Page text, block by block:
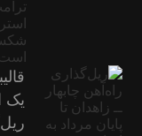
یک